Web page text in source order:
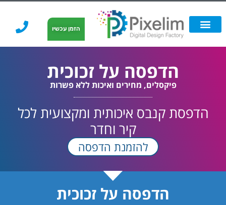
הזמן עכשיו
הדפסה על זכוכית
פיקסלים, מחירים ואיכות ללא פשרות
הדפסת קנבס איכותית ומקצועית לכל
קיר וחדר
להזמנת הדפסה
הדפסה על זכוכית